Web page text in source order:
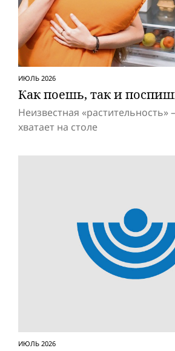
ИЮЛЬ 2026
Как поешь, так и
Неизвестная «растительность»
хватает на столе
ИЮЛЬ 2026